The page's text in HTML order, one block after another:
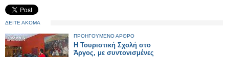
ΔΕΙΤΕ ΑΚΟΜΑ
ΠΡΟΗΓΟΥΜΕΝΟ ΑΡΘΡΟ
Η Τουριστική Σχολή στο
Άργος, με συντονισμένες